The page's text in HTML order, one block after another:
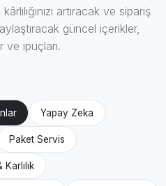
artıracak ve sipariş
güncel içerikler,
ve ipuçları.
Yapay Zeka
Paket Servis